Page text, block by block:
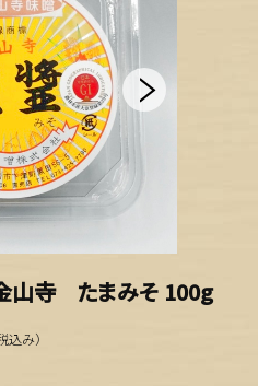
寺 たまみそ 100g
込み）